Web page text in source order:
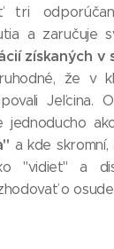
a zaručuje
získaných v
že v
Jeľcina.
jednoducho
a kde
"vidieť" a
o osude